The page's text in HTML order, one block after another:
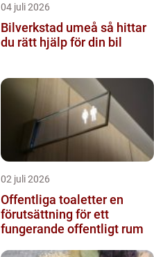
04 juli 2026
Bilverkstad umeå så hittar
du rätt hjälp för din bil
02 juli 2026
Offentliga toaletter en
förutsättning för ett
fungerande offentligt rum